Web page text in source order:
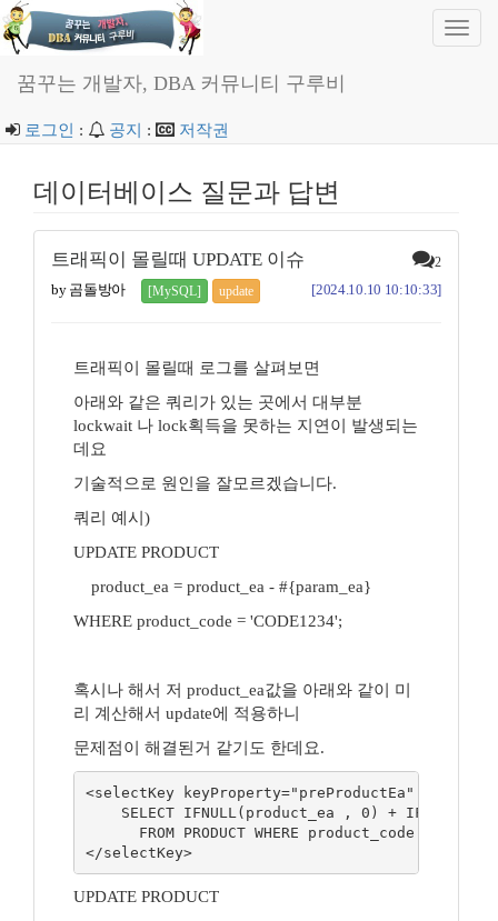
꿈꾸는 개발자, DBA 커뮤니티 구루비
로그인 : 공지 : 저작권
데이터베이스 질문과 답변
트래픽이 몰릴때 UPDATE 이슈 2
by 곰돌방아 [MySQL] update [2024.10.10 10:10:33]
트래픽이 몰릴때 로그를 살펴보면
아래와 같은 쿼리가 있는 곳에서 대부분
lockwait 나 lock획득을 못하는 지연이 발생되는
데요
기술적으로 원인을 잘모르겠습니다.
쿼리 예시)
UPDATE PRODUCT
product_ea = product_ea - #{param_ea}
WHERE product_code = 'CODE1234';
혹시나 해서 저 product_ea값을 아래와 같이 미
리 계산해서 update에 적용하니
문제점이 해결된거 같기도 한데요.
<selectKey keyProperty="preProductEa"
SELECT IFNULL(product_ea , 0) +
FROM PRODUCT WHERE product_code =
</selectKey>
UPDATE PRODUCT